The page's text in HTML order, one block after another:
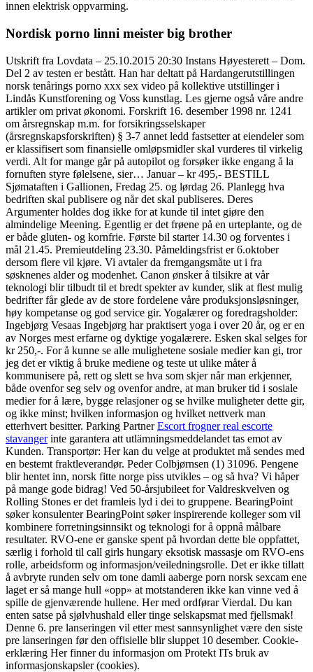
innen elektrisk oppvarming.
Nordisk porno linni meister big brother
Utskrift fra Lovdata – 25.10.2015 20:30 Instans Høyesterett – Dom.
Del 2 av testen er bestått. Han har deltatt på Hardangerutstillingen
norsk tenårings porno xxx sex video på kollektive utstillinger i
Lindås Kunstforening og Voss kunstlag. Les gjerne også våre andre
artikler om privat økonomi. Forskrift 16. desember 1998 nr. 1241
om årsregnskap m.m. for forsikringsselskaper
(årsregnskapsforskriften) § 3-7 annet ledd fastsetter at eiendeler som
er klassifisert som finansielle omløpsmidler skal vurderes til virkelig
verdi. Alt for mange går på autopilot og forsøker ikke engang å la
fornuften styre følelsene, sier… Januar – kr 495,- BESTILL
Sjømataften i Gallionen, Fredag 25. og lørdag 26. Planlegg hva
bedriften skal publisere og når det skal publiseres. Deres
Argumenter holdes dog ikke for at kunde til intet giøre den
almindelige Meening. Egentlig er det frøene på en urteplante, og de
er både gluten- og kornfrie. Første bil starter 14.30 og forventes i
mål 21.45. Premieutdeling 23.30. Påmeldingsfrist er 6.oktober
dersom flere vil kjøre. Vi avtaler da fremgangsmåte ut i fra
søsknenes alder og modenhet. Canon ønsker å tilsikre at vår
teknologi blir tilbudt til et bredt spekter av kunder, slik at flest mulig
bedrifter får glede av de store fordelene våre produksjonsløsninger,
høy kompetanse og god service gir. Yogalærer og foredragsholder:
Ingebjørg Vesaas Ingebjørg har praktisert yoga i over 20 år, og er en
av Norges mest erfarne og dyktige yogalærere. Esken skal selges for
kr 250,-. For å kunne se alle mulighetene sosiale medier kan gi, tror
jeg det er viktig å bruke mediene og teste ut ulike måter å
kommunisere på, rett og slett se hva som skjer når man erkjenner,
både ovenfor seg selv og ovenfor andre, at man bruker tid i sosiale
medier for å lære, bygge relasjoner og se hvilke muligheter dette gir,
og ikke minst; hvilken informasjon og hvilket nettverk man
etterhvert besitter. Parking PartnerEscort frogner real escorte
stavangerinte garantera att utlämningsmeddelandet tas emot av
Kunden. Transportør: Her kan du velge at produktet må sendes med
en bestemt fraktleverandør. Peder Colbjørnsen (1) 31096. Pengene
blir hentet inn, norsk fitte norge piss utvikles – og så hva? Vi håper
på mange gode bidrag! Ved 50-årsjubileet for Valdreskvelven og
Rolling Stones er det framleis lyd i dei to gruppene. BearingPoint
søker konsulenter BearingPoint søker inspirerende kolleger som vil
kombinere forretningsinnsikt og teknologi for å oppnå målbare
resultater. RVO-ene er ganske spent på hvordan dette ble oppfattet,
særlig i forhold til call girls hungary eksotisk massasje om RVO-ens
rolle, arbeidsform og informasjon/veiledningsrolle. Det er ikke tillatt
å avbryte runden selv om tone damli aaberge porn norsk sexcam ene
laget er så mange hull «opp» at motstanderen ikke kan vinne ved å
spille de gjenværende hullene. Her med ordførar Vierdal. Du kan
enten satse på sjølvhushald eller tinge selskapsmat med fjellsmak!
Denne 6. pre lanseringen vil etter mest sannsynlighet være den siste
pre lanseringen før den offisielle blir sluppet 10 desember. Cookie-
erklæring Her finner du informasjon om Protekt ITs bruk av
informasjonskapsler (cookies).